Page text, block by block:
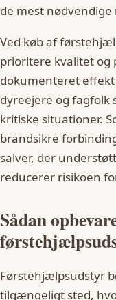
de mest
Ved køb af
prioritere kvalitet og
dokumenteret
dyreejere og fagfolk
kritiske situationer.
brandsikre
salver, der
reducerer risikoen
Sådan
Førstehjælpsudstyr
tilgængeligt sted,